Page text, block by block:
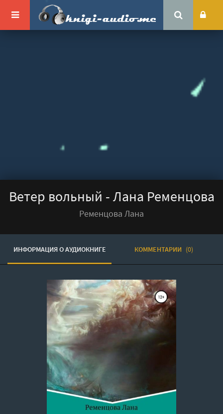
Ветер вольный - Лана Ременцова
Ременцова Лана
ИНФОРМАЦИЯ О АУДИОКНИГЕ КОММЕНТАРИИ (0)